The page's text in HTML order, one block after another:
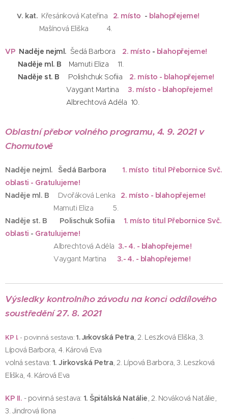
V. kat. Křesánková Kateřina 2. místo - blahopřejeme!
Mašínová Eliška 4.
VP Naděje nejml. Šedá Barbora 2. místo - blahopřejeme!
Naděje ml. B
Mamuti Eliza 11.
Naděje st. B
Polishchuk Sofiia
2. místo - blahopřejeme!
Vaygant Martina
3. místo - blahopřejeme!
Albrechtová Adéla 10.
Oblastní přebor volného programu, 4. 9. 2021 v
Chomutově
Naděje nejml. Šedá Barbora
1. místo titul Přebornice Svč.
oblasti - Gratulujeme!
Naděje ml. B
Dvořáková Lenka
2. místo - blahopřejeme!
Mamuti Eliza 5.
Naděje st. B Polischuk Sofiia
1. místo titul Přebornice Svč.
oblasti - Gratulujeme!
Albrechtová Adéla 3.- 4. - blahopřejeme!
Vaygant Martina
3.- 4. - blahopřejeme!
Výsledky kontrolního závodu na konci oddílového
soustředění 27. 8. 2021
KP I. - povinná sestava:1. Jirkovská Petra, 2. Leszková Eliška, 3.
Lípová Barbora, 4. Kárová Eva
volná sestava: 1. Jirkovská Petra, 2. Lípová Barbora, 3. Leszková
Eliška, 4. Kárová Eva
KP II. - povinná sestava: 1. Špitálská Natálie, 2. Nováková Natálie,
3. Jindrová Ilona